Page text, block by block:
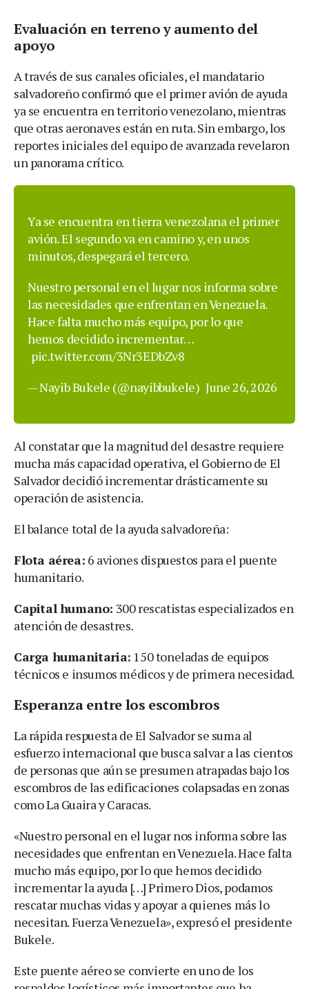
Evaluación en terreno y aumento del
apoyo
A través de sus canales oficiales, el mandatario
salvadoreño confirmó que el primer avión de ayuda
ya se encuentra en territorio venezolano, mientras
que otras aeronaves están en ruta. Sin embargo, los
reportes iniciales del equipo de avanzada revelaron
un panorama crítico.
Ya se encuentra en tierra venezolana el primer
avión. El segundo va en camino y, en unos
minutos, despegará el tercero.
Nuestro personal en el lugar nos informa sobre
las necesidades que enfrentan en Venezuela.
Hace falta mucho más equipo, por lo que
hemos decidido incrementar…
pic.twitter.com/3Nr3EDbZv8
— Nayib Bukele (@nayibbukele) June 26, 2026
Al constatar que la magnitud del desastre requiere
mucha más capacidad operativa, el Gobierno de El
Salvador decidió incrementar drásticamente su
operación de asistencia.
El balance total de la ayuda salvadoreña:
Flota aérea: 6 aviones dispuestos para el puente
humanitario.
Capital humano: 300 rescatistas especializados en
atención de desastres.
Carga humanitaria: 150 toneladas de equipos
técnicos e insumos médicos y de primera necesidad.
Esperanza entre los escombros
La rápida respuesta de El Salvador se suma al
esfuerzo internacional que busca salvar a las cientos
de personas que aún se presumen atrapadas bajo los
escombros de las edificaciones colapsadas en zonas
como La Guaira y Caracas.
«Nuestro personal en el lugar nos informa sobre las
necesidades que enfrentan en Venezuela. Hace falta
mucho más equipo, por lo que hemos decidido
incrementar la ayuda […] Primero Dios, podamos
rescatar muchas vidas y apoyar a quienes más lo
necesitan. Fuerza Venezuela», expresó el presidente
Bukele.
Este puente aéreo se convierte en uno de los